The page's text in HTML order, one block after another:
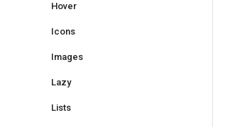
Hover
Icons
Images
Lazy
Lists